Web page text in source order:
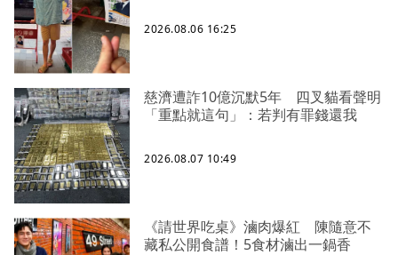
2026.08.06 16:25
慈濟遭詐10億沉默5年 四叉貓看聲明
「重點就這句」：若判有罪錢還我
2026.08.07 10:49
《請世界吃桌》滷肉爆紅 陳隨意不
藏私公開食譜！5食材滷出一鍋香